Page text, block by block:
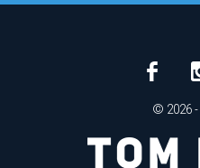
© 2026 -